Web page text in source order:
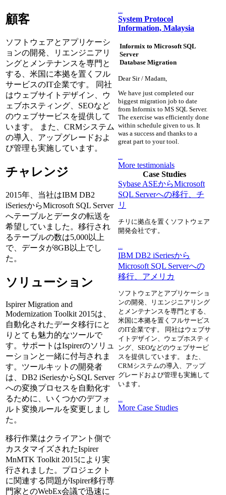
顧客
ソフトウェアとアプリケーシ
ョンの開発、リエンジニアリ
ングとメンテナンスを専門と
する、米国に本拠を置くフル
サービスのIT企業です。 同社
はウェブサイトデザイン、ウ
ェブホスティング、SEOなど
のウェブサービスを提供して
います。 また、CRMシステム
の導入、アップグレードおよ
び管理も実施しています。
チャレンジ
2015年、当社はIBM DB2
iSeriesからMicrosoft SQL Server
へテーブルとデータの転送を
希望していました。移行され
るテーブルの数は5,000以上
で、データが8GB以上でし
た。
ソリューション
Ispirer Migration and
Modernization Toolkit 2015は、
自動化されたデータ移行にと
りとても魅力的なツールで
す。サポートはIspirerのソリュ
ーションと一緒に付与されま
す。ツールキットの開発者
は、DB2 iSeriesからSQL Server
への変換プロセスを自動化す
るために、いくつかのデフォ
ルト変換ルールを変更しまし
た。
移行作業はクライアント側で
カスタマイズされたIspirer
MnMTK Toolkit 2015により実
行されました。プロジェクト
に関連する問題がIspirer移行専
門家とのWebEx会議で迅速に
System Protocol
Information, Malaysia
Informix to Microsoft SQL
Server
Database Migration
Dear Sir / Madam,
We have just completed our
biggest migration job to date
from Informix to MS SQL Server.
The exercise was efficiently done
within schedule given to us. It
was a success and thanks to a
great part to your tool.
More testimonials
Case Studies
Sybase ASEからMicrosoft
SQL Serverへの移行、チ
リ
チリに拠点を置くソフトウェア
開発会社です。
IBM DB2 iSeriesから
Microsoft SQL Serverへの
移行、アメリカ
ソフトウェアとアプリケーショ
ンの開発、リエンジニアリング
とメンテナンスを専門とする、
米国に本拠を置くフルサービス
のIT企業です。 同社はウェブサ
イトデザイン、ウェブホスティ
ング、SEOなどのウェブサービ
スを提供しています。 また、
CRMシステムの導入、アップ
グレードおよび管理も実施して
います。
...
More Case Studies